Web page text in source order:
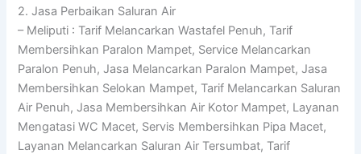
2. Jasa Perbaikan Saluran Air
– Meliputi : Tarif Melancarkan Wastafel Penuh, Tarif
Membersihkan Paralon Mampet, Service Melancarkan
Paralon Penuh, Jasa Melancarkan Paralon Mampet, Jasa
Membersihkan Selokan Mampet, Tarif Melancarkan Saluran
Air Penuh, Jasa Membersihkan Air Kotor Mampet, Layanan
Mengatasi WC Macet, Servis Membersihkan Pipa Macet,
Layanan Melancarkan Saluran Air Tersumbat, Tarif